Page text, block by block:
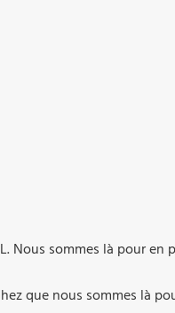
Nous sommes là pour
que nous sommes là